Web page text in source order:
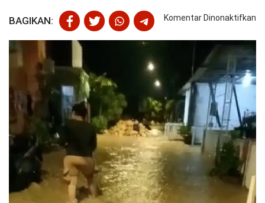
PEMERINTAHAN
PENDIDIKAN
BERITABARU.CO
KABARBARU.CO
SERIKATNEWS.COM
PEWARTANUSANTARA.COM
LANGGAR.CO
JOBNAS.COM
SURAU.CO
REDAKSI
TENTANG
KERJASAMA
PEDOMAN
CYBER
BAGIKAN: Komentar Dinonaktifkan
di